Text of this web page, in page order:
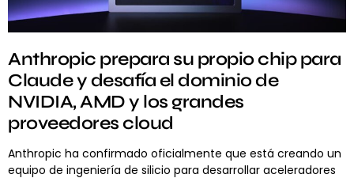
Anthropic prepara su propio chip para
Claude y desafía el dominio de
NVIDIA, AMD y los grandes
proveedores cloud
Anthropic ha confirmado oficialmente que está creando un
equipo de ingeniería de silicio para desarrollar aceleradores